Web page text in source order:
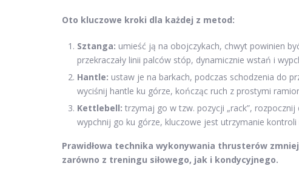
Oto kluczowe kroki dla każdej z metod:
Sztanga: umieść ją na obojczykach, chwyt powinien
przekraczały linii palców stóp, dynamicznie wstań i
Hantle: ustaw je na barkach, podczas schodzenia do
wyciśnij hantle ku górze, kończąc ruch z prostymi
Kettlebell: trzymaj go w tzw. pozycji „rack”,
wypchnij go ku górze, kluczowe jest utrzymanie kontroli
Prawidłowa technika wykonywania thrusterów
zarówno z treningu siłowego, jak i kondycyjnego.